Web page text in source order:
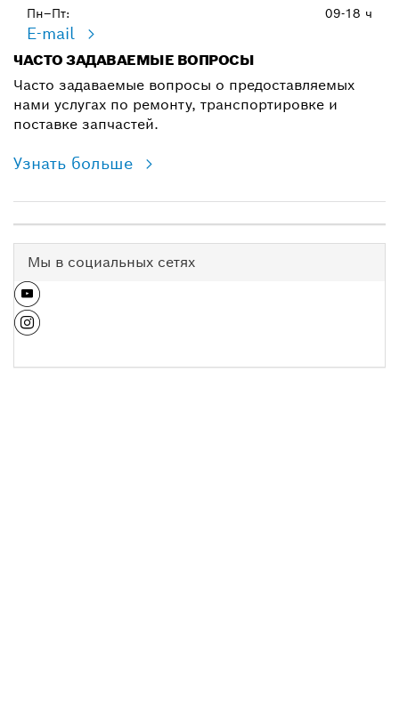
Пн–Пт: 09-18 ч
E-mail
ЧАСТО ЗАДАВАЕМЫЕ ВОПРОСЫ
Часто задаваемые вопросы о предоставляемых
нами услугах по ремонту, транспортировке и
поставке запчастей.
Узнать больше
Мы в социальных сетях